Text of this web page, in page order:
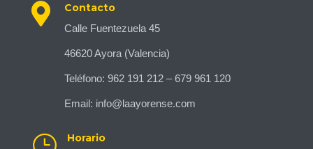
 Contacto
Calle Fuentezuela 45
46620 Ayora (Valencia)
Teléfono: 962 191 212– 679 961 120
Email: info@laayorense.com
Horario